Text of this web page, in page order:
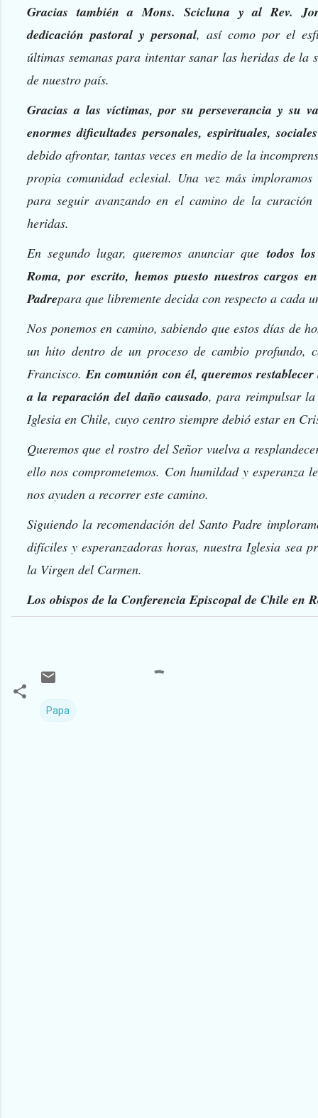
Gracias también a Mons. Scicluna y al Rev.
dedicación pastoral y personal, así como por el
últimas semanas para intentar sanar las heridas de la
de nuestro país.
Gracias a las víctimas, por su perseverancia y su
enormes dificultades personales, espirituales,
debido afrontar, tantas veces en medio de la
propia comunidad eclesial. Una vez más
para seguir avanzando en el camino de la
heridas.
En segundo lugar, queremos anunciar quetodos
Roma, por escrito, hemos puesto nuestros cargos
Padrepara que libremente decida con respecto a cada
Nos ponemos en camino, sabiendo que estos días de
un hito dentro de un proceso de cambio profundo,
Francisco.En comunión con él, queremos
a la reparación del daño causado, para reimpulsar
Iglesia en Chile, cuyo centro siempre debió estar en
Queremos que el rostro del Señor vuelva a
ello nos comprometemos. Con humildad y esperanza
nos ayuden a recorrer este camino.
Siguiendo la recomendación del Santo Padre
difíciles y esperanzadoras horas, nuestra Iglesia sea
la Virgen del Carmen.
Los obispos de la Conferencia Episcopal de Chile en
Papa